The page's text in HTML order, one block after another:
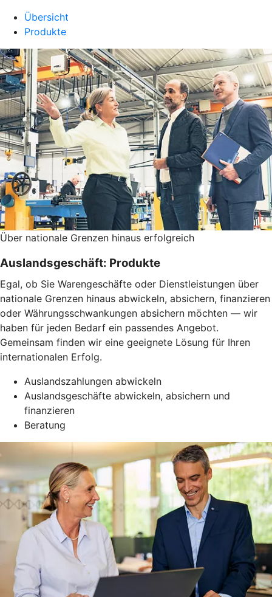
Übersicht
Produkte
Über nationale Grenzen hinaus erfolgreich
Auslandsgeschäft: Produkte
Egal, ob Sie Warengeschäfte oder Dienstleistungen über
nationale Grenzen hinaus abwickeln, absichern, finanzieren
oder Währungsschwankungen absichern möchten — wir
haben für jeden Bedarf ein passendes Angebot.
Gemeinsam finden wir eine geeignete Lösung für Ihren
internationalen Erfolg.
Auslandszahlungen abwickeln
Auslandsgeschäfte abwickeln, absichern und
finanzieren
Beratung